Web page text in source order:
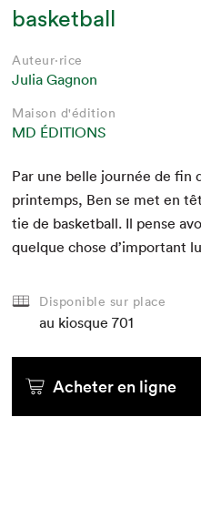
basketball
Auteur·rice
Julia Gagnon
Maison d'édition
MD ÉDITIONS
Par une belle journée de fin
print­emps, Ben se met en
tie de bas­ket­ball. Il pense
quelque chose d’important
Disponible sur place
au kiosque 701
Acheter en ligne